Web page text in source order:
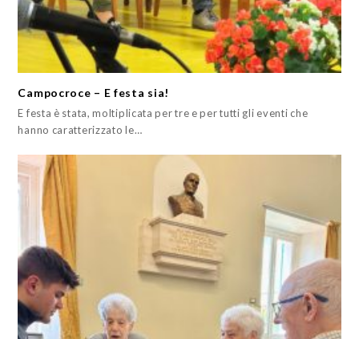
Campocroce – E festa sia!
E festa è stata, moltiplicata per tre e per tutti gli eventi che
hanno caratterizzato le…